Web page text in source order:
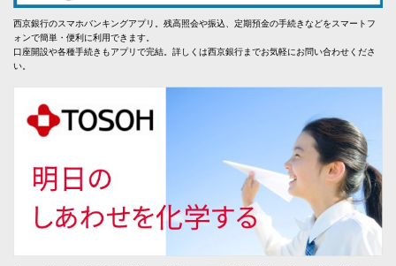
西京銀行のスマホバンキングアプリ。残高照会や振込、定期預金の手続きなどをスマートフ
ォンで簡単・便利に利用できます。
口座開設や各種手続きもアプリで完結。詳しくは西京銀行までお気軽にお問い合わせくださ
い。